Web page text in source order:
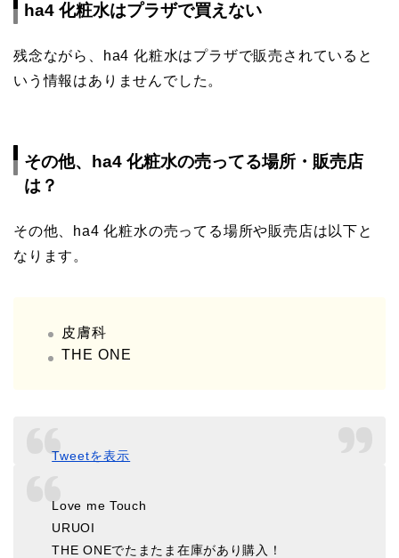
ha4 化粧水はプラザで買えない
残念ながら、ha4 化粧水はプラザで販売されていると
いう情報はありませんでした。
その他、ha4 化粧水の売ってる場所・販売店
は？
その他、ha4 化粧水の売ってる場所や販売店は以下と
なります。
皮膚科
THE ONE
Tweetを表示
Love me Touch
URUOI
THE ONEでたまたま在庫があり購入！